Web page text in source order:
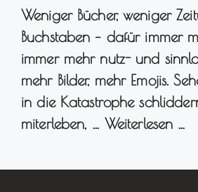
Weniger Bücher, weniger
Buchstaben – dafür immer
immer mehr nutz- und
mehr Bilder, mehr Emojis.
in die Katastrophe
miterleben, … Weiterlesen …